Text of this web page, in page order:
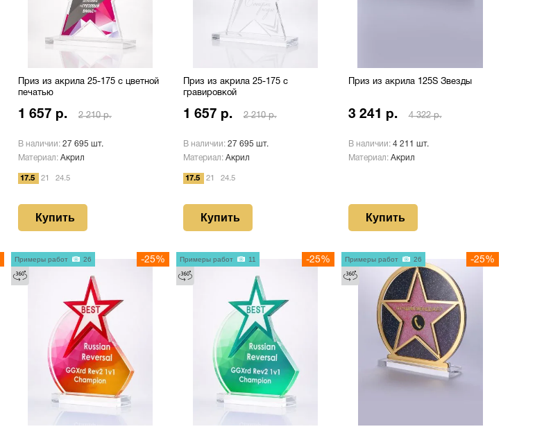
Приз из акрила 25-175 с цветной
печатью
1 657 р. 2 210 р.
В наличии: 27 695 шт.
Материал: Акрил
17.5 21 24.5
Купить
Приз из акрила 25-175 с
гравировкой
1 657 р. 2 210 р.
В наличии: 27 695 шт.
Материал: Акрил
17.5 21 24.5
Купить
Приз из акрила 125S Звезды
3 241 р. 4 322 р.
В наличии: 4 211 шт.
Материал: Акрил
Купить
-25%
Примеры работ 26 -25%
Примеры работ 11 -25%
Примеры работ 26